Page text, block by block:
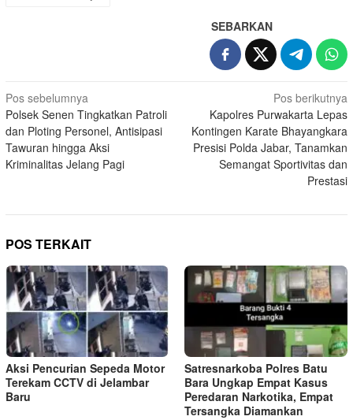
SEBARKAN
Navigasi
pos
Pos sebelumnya
Polsek Senen Tingkatkan Patroli
dan Ploting Personel, Antisipasi
Tawuran hingga Aksi
Kriminalitas Jelang Pagi
Pos berikutnya
Kapolres Purwakarta Lepas
Kontingen Karate Bhayangkara
Presisi Polda Jabar, Tanamkan
Semangat Sportivitas dan
Prestasi
POS TERKAIT
Aksi Pencurian Sepeda Motor
Terekam CCTV di Jelambar
Baru
Satresnarkoba Polres Batu
Bara Ungkap Empat Kasus
Peredaran Narkotika, Empat
Tersangka Diamankan